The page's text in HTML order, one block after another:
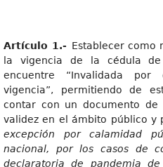
Artículo 1.- Establecer como
la vigencia de la cédula
encuentre “Invalidada
vigencia”, permitiendo de
contar con un documento
validez en el ámbito público y
excepción por calamidad
nacional, por los casos de
declaratoria de pandemia